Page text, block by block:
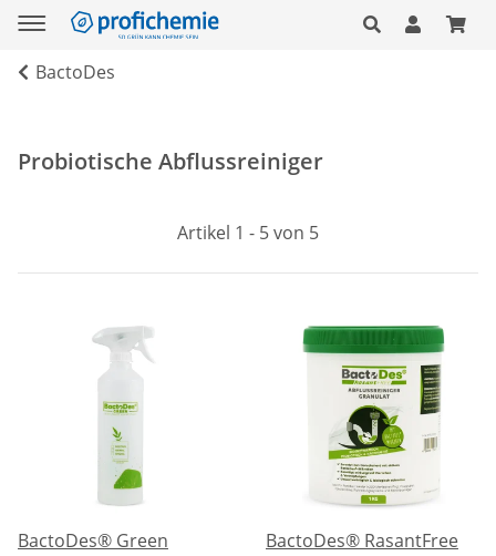
BactoDes
Probiotische Abflussreiniger
Artikel 1 - 5 von 5
BactoDes® Green
BactoDes® RasantFree